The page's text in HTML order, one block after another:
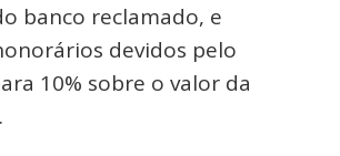
banco reclamado, e
devidos pelo
10% sobre o valor da